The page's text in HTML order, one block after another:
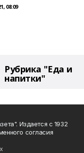
08:09
Рубрика "Еда и
напитки"
Издается с 1932
согласия